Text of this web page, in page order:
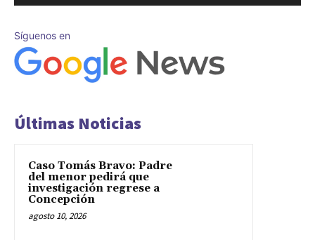
Síguenos en
Últimas Noticias
Caso Tomás Bravo: Padre
del menor pedirá que
investigación regrese a
Concepción
agosto 10, 2026